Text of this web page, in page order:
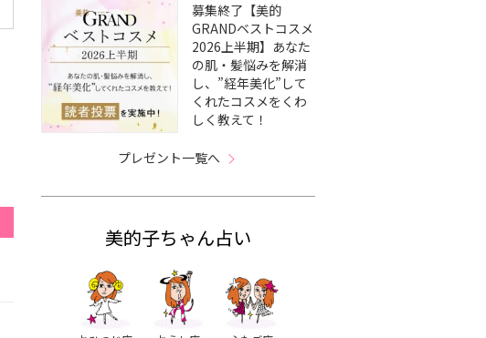
募集終了【美的
GRANDベストコスメ
2026上半期】あなた
の肌・髪悩みを解消
し、”経年美化”して
くれたコスメをくわ
しく教えて！
プレゼント一覧へ
美的子ちゃん占い